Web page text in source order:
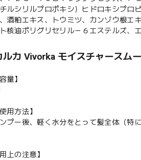
ルシリルプロポキシ）ヒドロキシプロ
酒粕エキス、トウミツ、カンゾウ根エ
核油ポリグリセリル－６エステルズ、
ルカ Vivorka モイスチャース
量】
用方法】
プー後、軽く水分をとって髪全体（特
上の注意】